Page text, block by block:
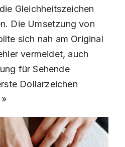
Gleichheitszeichen
Die Umsetzung von
sich nah am Original
vermeidet, auch
für Sehende
Dollarzeichen